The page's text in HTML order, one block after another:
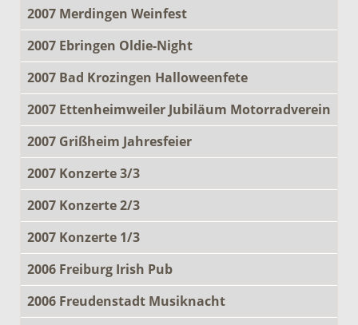
2007 Merdingen Weinfest
2007 Ebringen Oldie-Night
2007 Bad Krozingen Halloweenfete
2007 Ettenheimweiler Jubiläum Motorradverein
2007 Grißheim Jahresfeier
2007 Konzerte 3/3
2007 Konzerte 2/3
2007 Konzerte 1/3
2006 Freiburg Irish Pub
2006 Freudenstadt Musiknacht